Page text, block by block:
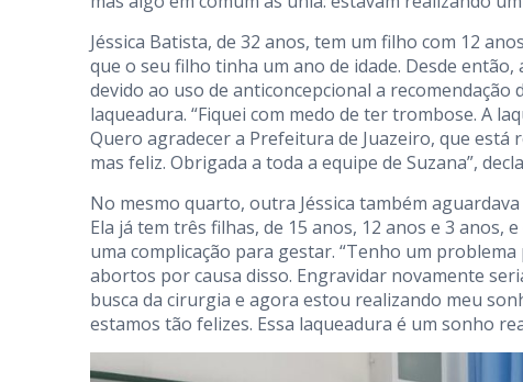
Jéssica Batista, de 32 anos, tem um filho com 12
que o seu filho tinha um ano de idade. Desde
devido ao uso de anticoncepcional a
laqueadura. “Fiquei com medo de ter trombose. A
Quero agradecer a Prefeitura de Juazeiro, que
mas feliz. Obrigada a toda a equipe de Suzana”,
No mesmo quarto, outra Jéssica também
Ela já tem três filhas, de 15 anos, 12 anos e 3
uma complicação para gestar. “Tenho um
abortos por causa disso. Engravidar novamente
busca da cirurgia e agora estou realizando meu
estamos tão felizes. Essa laqueadura é um sonho